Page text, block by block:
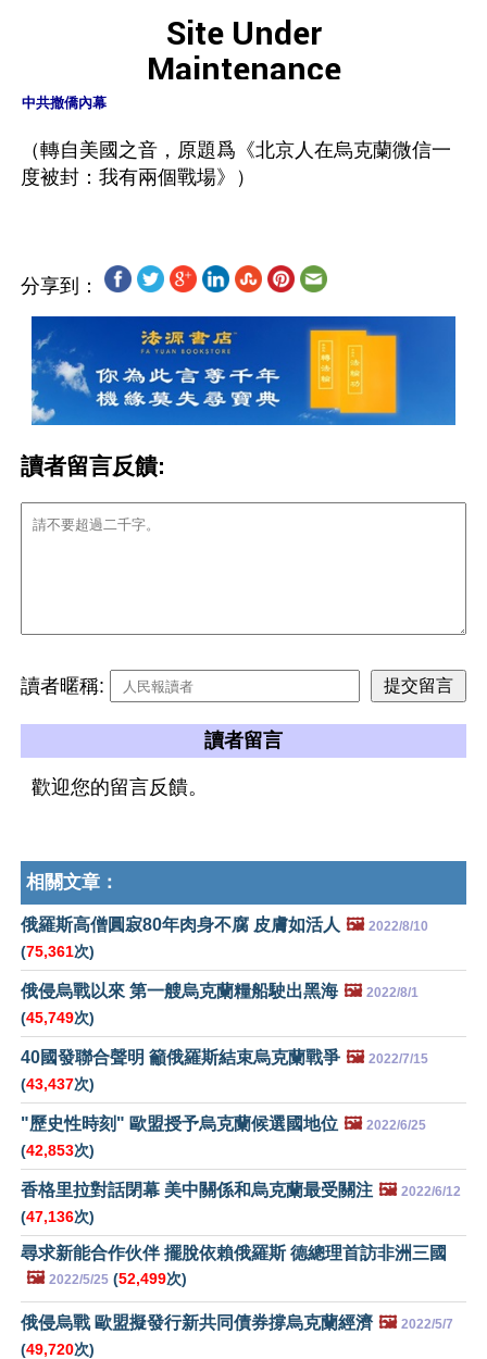
中共撤僑內幕
（轉自美國之音，原題爲《北京人在烏克蘭微信一
分享到：
讀者留言反饋:
讀者暱稱:
讀者留言
歡迎您的留言反饋。
相關文章：
俄羅斯高僧圓寂80年肉身不腐 皮膚如活人 🖼️ 2022/8/10
(75,361次)
俄侵烏戰以來 第一艘烏克蘭糧船駛出黑海 🖼️ 2022/8/1
(45,749次)
40國發聯合聲明 籲俄羅斯結束烏克蘭戰爭 🖼️ 2022/7/15
(43,437次)
"歷史性時刻" 歐盟授予烏克蘭候選國地位 🖼️ 2022/6/25
(42,853次)
香格里拉對話閉幕 美中關係和烏克蘭最受關注 🖼️ 2022/6/12
(47,136次)
尋求新能合作伙伴 擺脫依賴俄羅斯 德總理首訪非洲三國
🖼️ 2022/5/25 (52,499次)
俄侵烏戰 歐盟擬發行新共同債券撐烏克蘭經濟 🖼️ 2022/5/7
(49,720次)